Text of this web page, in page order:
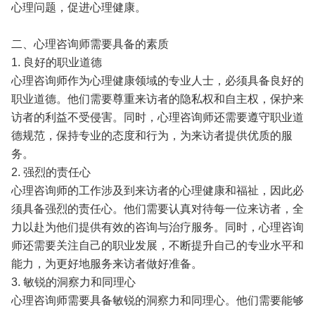
心理问题，促进心理健康。
二、心理咨询师需要具备的素质
1. 良好的职业道德
心理咨询师作为心理健康领域的专业人士，必须具备良好的
职业道德。他们需要尊重来访者的隐私权和自主权，保护来
访者的利益不受侵害。同时，心理咨询师还需要遵守职业道
德规范，保持专业的态度和行为，为来访者提供优质的服
务。
2. 强烈的责任心
心理咨询师的工作涉及到来访者的心理健康和福祉，因此必
须具备强烈的责任心。他们需要认真对待每一位来访者，全
力以赴为他们提供有效的咨询与治疗服务。同时，心理咨询
师还需要关注自己的职业发展，不断提升自己的专业水平和
能力，为更好地服务来访者做好准备。
3. 敏锐的洞察力和同理心
心理咨询师需要具备敏锐的洞察力和同理心。他们需要能够